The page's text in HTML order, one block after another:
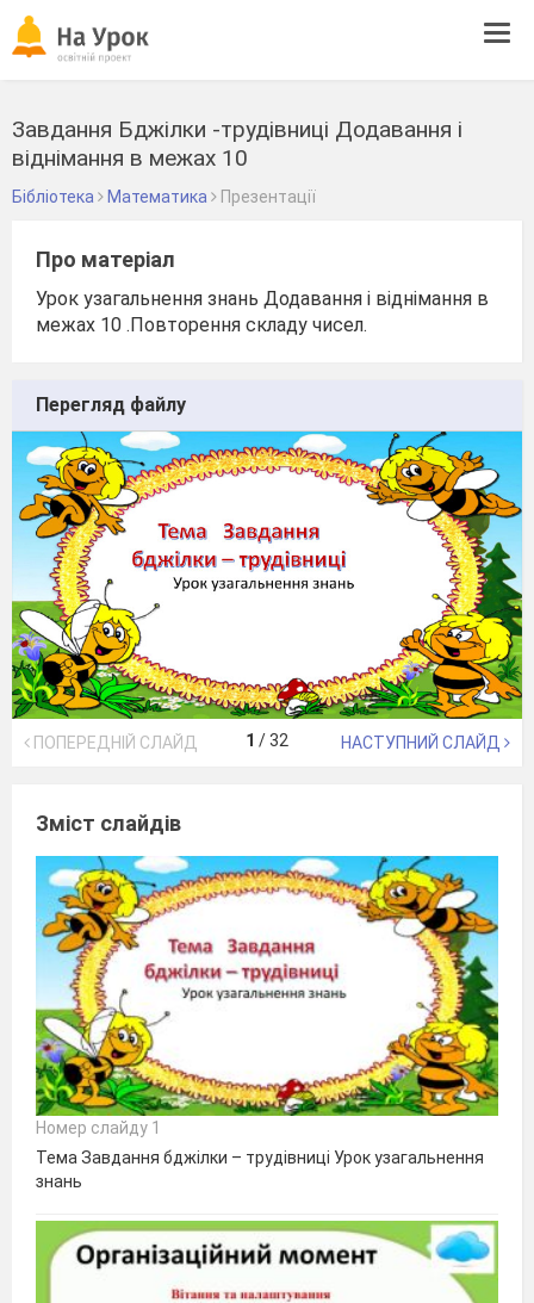
Завдання Бджілки -трудівниці Додавання і
віднімання в межах 10
Бібліотека Математика Презентації
Про матеріал
Урок узагальнення знань Додавання і віднімання в
межах 10 .Повторення складу чисел.
Перегляд файлу
ПОПЕРЕДНІЙ СЛАЙД 1 /32 НАСТУПНИЙ СЛАЙД
Зміст слайдів
Номер слайду 1
Тема Завдання бджілки – трудівниці Урок узагальнення
знань